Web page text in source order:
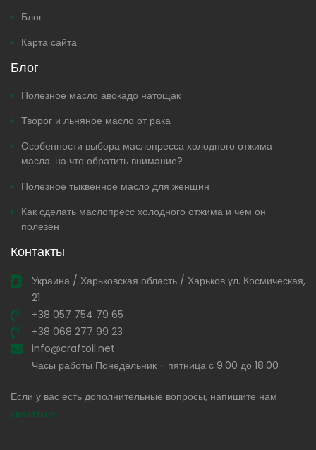
Блог
Карта сайта
Блог
Полезное масло авокадо натощак
Творог и льняное масло от рака
Особенности выбора маслопресса холодного отжима
масла: на что обратить внимание?
Полезное тыквенное масло для женщин
Как сделать маслопресс холодного отжима и чем он
полезен
Контакты
Украина / Харьковская область / Харьков ул. Космическая,
21
+38 057 754 79 65
+38 068 277 99 23
info@craftoil.net
Часы работы Понедельник - пятница с 9.00 до 18.00
Если у вас есть дополнительные вопросы, напишите нам
связаться